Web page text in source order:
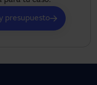
presupuesto